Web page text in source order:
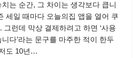
는 순간, 그 차이는 생각보다 큽니
세일 때마다 오늘의집 앱을 열어 쿠
그런데 막상 결제하려고 하면 ‘사용
다’라는 문구를 마주한 적이 한두
도 10년…